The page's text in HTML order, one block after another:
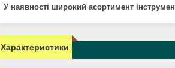
У наявності широкий асортимент
Характеристики